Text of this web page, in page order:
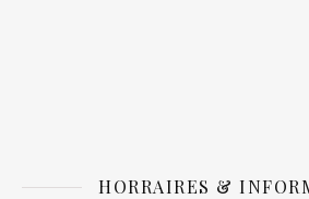
HORRAIRES &